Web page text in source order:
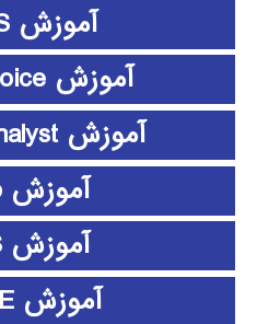
آموزش ETABS
آموزش expert choice
آموزش Frontier Analyst
آموزش github
آموزش HFSS
آموزش HSPICE